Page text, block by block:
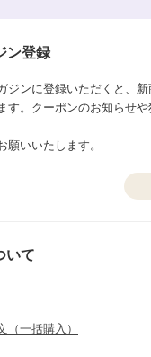
ン登録
ジンに登録いただくと、
す。クーポンのお知らせ
いいたします。
いて
（一括購入）